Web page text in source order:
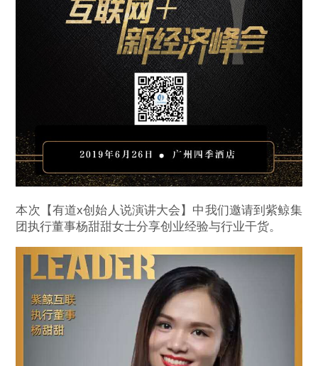
本次【有道x创始人说演讲大会】中我们邀请到紫鲸集
团执行董事杨甜甜女士分享创业经验与行业干货。